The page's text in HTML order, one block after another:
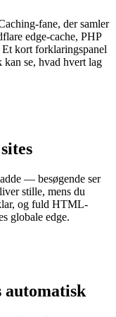
fane, der samler
edge-cache, PHP
Et kort forklaringspanel
kan se, hvad hvert lag
— besøgende ser
stille, mens du
og fuld HTML-
globale edge.
automatisk